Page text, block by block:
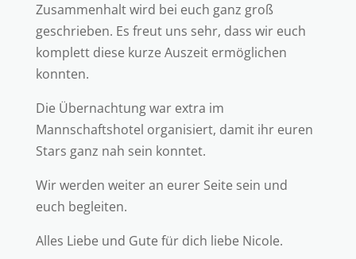
Zusammenhalt wird bei euch ganz groß
geschrieben. Es freut uns sehr, dass wir euch
komplett diese kurze Auszeit ermöglichen
konnten.
Die Übernachtung war extra im
Mannschaftshotel organisiert, damit ihr euren
Stars ganz nah sein konntet.
Wir werden weiter an eurer Seite sein und
euch begleiten.
Alles Liebe und Gute für dich liebe Nicole.